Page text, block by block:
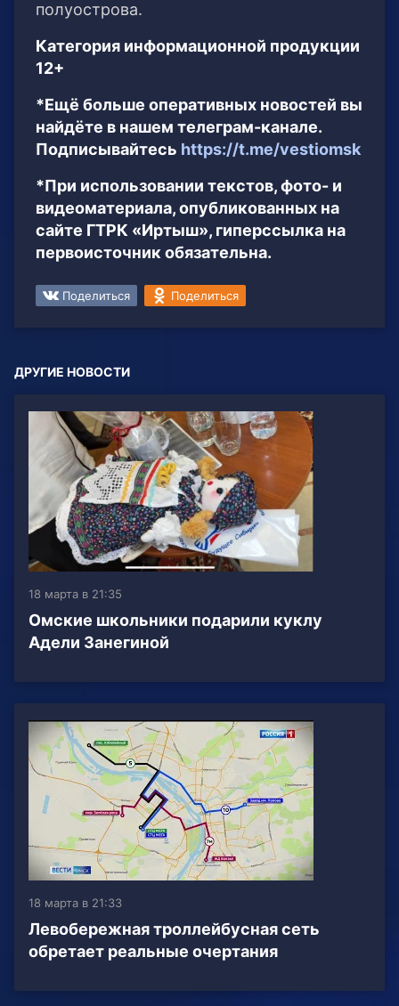
полуострова.
Категория информационной продукции
12+
*Ещё больше оперативных новостей вы
найдёте в нашем телеграм-канале.
Подписывайтесь https://t.me/vestiomsk
*При использовании текстов, фото- и
видеоматериала, опубликованных на
сайте ГТРК «Иртыш», гиперссылка на
первоисточник обязательна.
Поделиться Поделиться
ДРУГИЕ НОВОСТИ
18 марта в 21:35
Омские школьники подарили куклу
Адели Занегиной
18 марта в 21:33
Левобережная троллейбусная сеть
обретает реальные очертания